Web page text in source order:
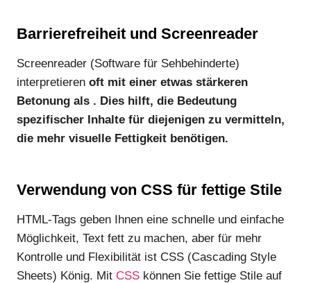
Barrierefreiheit und Screenreader
Screenreader (Software für Sehbehinderte)
interpretieren oft mit einer etwas stärkeren
Betonung als . Dies hilft, die Bedeutung
spezifischer Inhalte für diejenigen zu vermitteln,
die mehr visuelle Fettigkeit benötigen.
Verwendung von CSS für fettige Stile
HTML-Tags geben Ihnen eine schnelle und einfache
Möglichkeit, Text fett zu machen, aber für mehr
Kontrolle und Flexibilität ist CSS (Cascading Style
Sheets) König. Mit CSS können Sie fettige Stile auf